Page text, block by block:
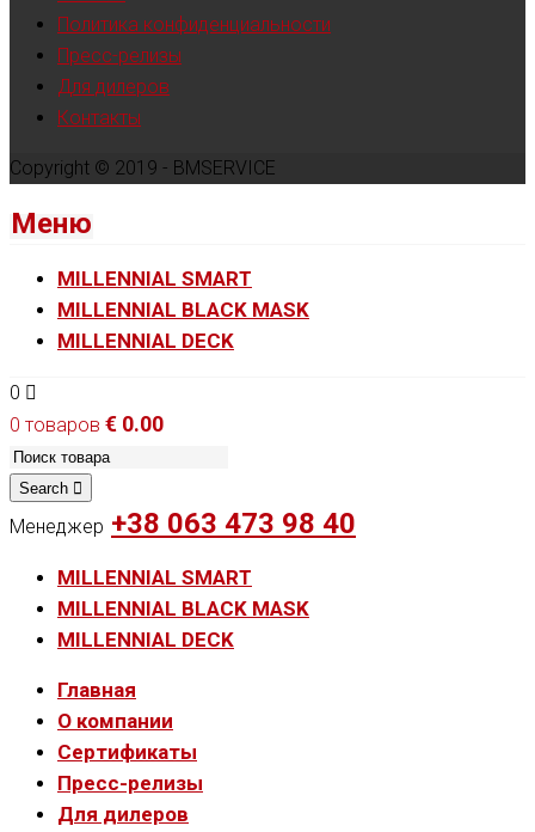
Политика конфиденциальности
Пресс-релизы
Для дилеров
Контакты
Copyright © 2019 - BMSERVICE
Меню
MILLENNIAL SMART
MILLENNIAL BLACK MASK
MILLENNIAL DECK
0
0 товаров € 0.00
Search
Менеджер +38 063 473 98 40
MILLENNIAL SMART
MILLENNIAL BLACK MASK
MILLENNIAL DECK
Главная
О компании
Сертификаты
Пресс-релизы
Для дилеров